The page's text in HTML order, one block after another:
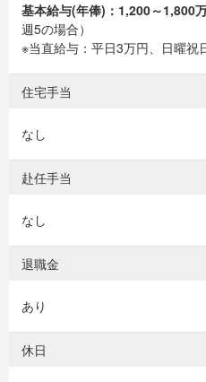
基本給与(年俸)：1,200～1,800
週5の場合）
※当直給与：平日3万円、日曜祝
住宅手当
なし
赴任手当
なし
退職金
あり
休日